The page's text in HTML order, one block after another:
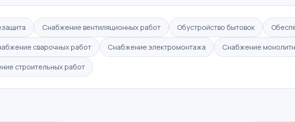
Снабжение вентиляционных работ Обустройство бытовок
сварочных работ Снабжение электромонтажа Снабжение
строительных работ